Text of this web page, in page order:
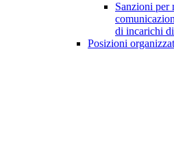
Sanzioni per
di incarichi
Posizioni